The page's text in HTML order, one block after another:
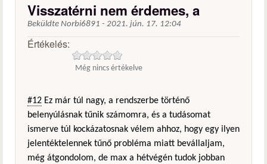
Visszatérni nem érdemes, a
Beküldte Norbi6891 - 2021. jún. 17. 12:04
Értékelés:
Még nincs értékelve
#12 Ez már túl nagy, a rendszerbe történő
belenyúlásnak tűnik számomra, és a tudásomat
ismerve túl kockázatosnak vélem ahhoz, hogy egy ilyen
jelentéktelennek tűnő probléma miatt bevállaljam,
még átgondolom, de max a hétvégén tudok jobban